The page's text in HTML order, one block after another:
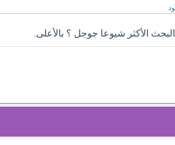
الأكثر شيوعا جوجل ؟ بالأعلى.